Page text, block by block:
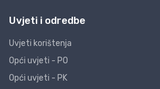
Uvjeti i odredbe
Uvjeti korištenja
Opći uvjeti - PO
Opći uvjeti - PK